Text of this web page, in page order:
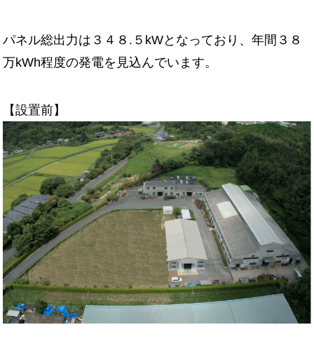
パネル総出力は３４８.５kWとなっており、年間３８
万kWh程度の発電を見込んでいます。
【設置前】